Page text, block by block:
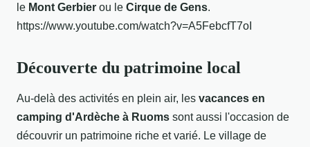
le Mont Gerbier ou le Cirque de Gens.
https://www.youtube.com/watch?v=A5FebcfT7oI
Découverte du patrimoine local
Au-delà des activités en plein air, les vacances en
camping d'Ardèche à Ruoms sont aussi l'occasion de
découvrir un patrimoine riche et varié. Le village de